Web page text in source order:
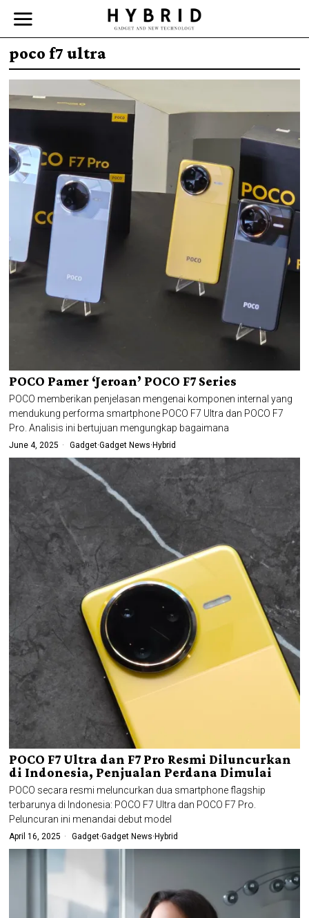
poco f7 ultra
POCO Pamer ‘Jeroan’ POCO F7 Series
POCO memberikan penjelasan mengenai komponen internal yang
mendukung performa smartphone POCO F7 Ultra dan POCO F7
Pro. Analisis ini bertujuan mengungkap bagaimana
June 4, 2025 Gadget·Gadget News· Hybrid
POCO F7 Ultra dan F7 Pro Resmi Diluncurkan
di Indonesia, Penjualan Perdana Dimulai
POCO secara resmi meluncurkan dua smartphone flagship
terbarunya di Indonesia: POCO F7 Ultra dan POCO F7 Pro.
Peluncuran ini menandai debut model
April 16, 2025 Gadget·Gadget News· Hybrid